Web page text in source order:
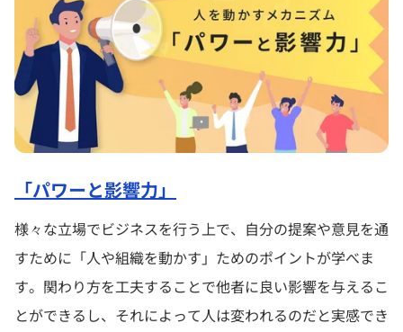
「パワーと影響力」
様々な立場でビジネスを行う上で、自分の提案や意見を通
すために「人や組織を動かす」ためのポイントが学べま
す。関わり方を工夫することで他者に良い影響を与えるこ
とができるし、それによって人は変われるのだと実感でき